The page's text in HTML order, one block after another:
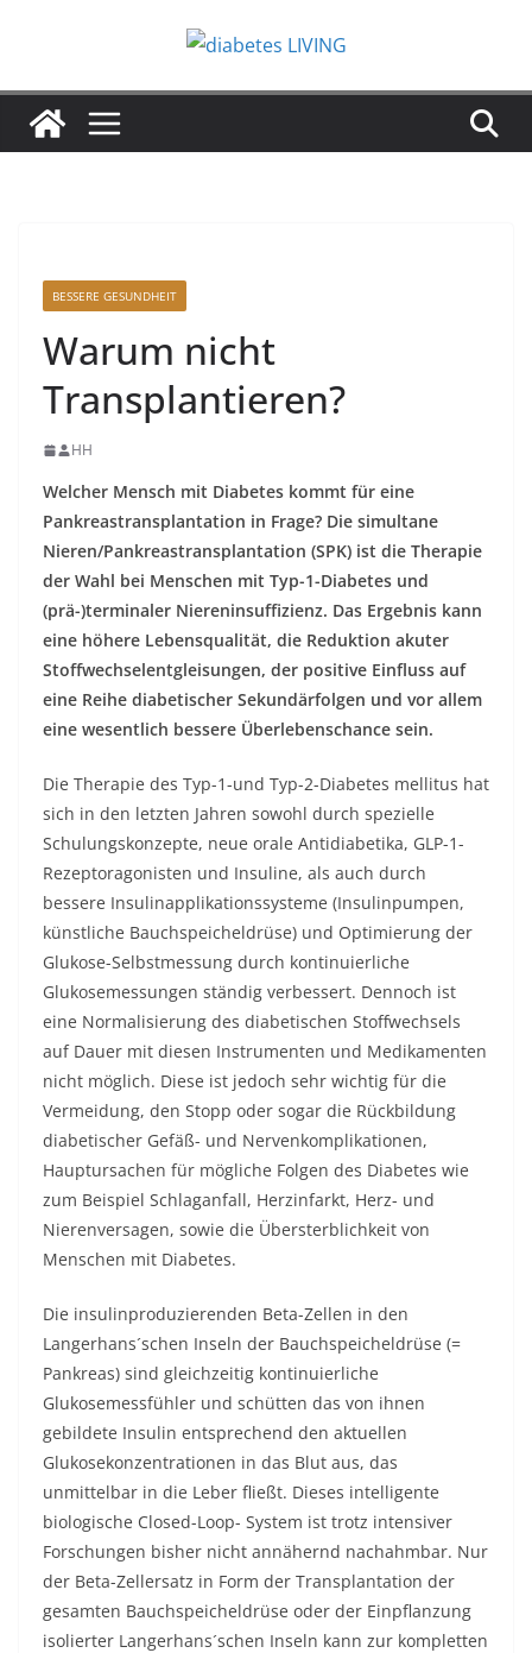
BESSERE GESUNDHEIT
Warum nicht
Transplantieren?
HH
Welcher Mensch mit Diabetes kommt für eine
Pankreastransplantation in Frage? Die simultane
Nieren/Pankreastransplantation (SPK) ist die Therapie
der Wahl bei Menschen mit Typ-1-Diabetes und
(prä-)terminaler Niereninsuffizienz. Das Ergebnis kann
eine höhere Lebensqualität, die Reduktion akuter
Stoffwechselentgleisungen, der positive Einfluss auf
eine Reihe diabetischer Sekundärfolgen und vor allem
eine wesentlich bessere Überlebenschance sein.
Die Therapie des Typ-1-und Typ-2-Diabetes mellitus hat
sich in den letzten Jahren sowohl durch spezielle
Schulungskonzepte, neue orale Antidiabetika, GLP-1-
Rezeptoragonisten und Insuline, als auch durch
bessere Insulinapplikationssysteme (Insulinpumpen,
künstliche Bauchspeicheldrüse) und Optimierung der
Glukose-Selbstmessung durch kontinuierliche
Glukosemessungen ständig verbessert. Dennoch ist
eine Normalisierung des diabetischen Stoffwechsels
auf Dauer mit diesen Instrumenten und Medikamenten
nicht möglich. Diese ist jedoch sehr wichtig für die
Vermeidung, den Stopp oder sogar die Rückbildung
diabetischer Gefäß- und Nervenkomplikationen,
Hauptursachen für mögliche Folgen des Diabetes wie
zum Beispiel Schlaganfall, Herzinfarkt, Herz- und
Nierenversagen, sowie die Übersterblichkeit von
Menschen mit Diabetes.
Die insulinproduzierenden Beta-Zellen in den
Langerhans´schen Inseln der Bauchspeicheldrüse (=
Pankreas) sind gleichzeitig kontinuierliche
Glukosemessfühler und schütten das von ihnen
gebildete Insulin entsprechend den aktuellen
Glukosekonzentrationen in das Blut aus, das
unmittelbar in die Leber fließt. Dieses intelligente
biologische Closed-Loop- System ist trotz intensiver
Forschungen bisher nicht annähernd nachahmbar. Nur
der Beta-Zellersatz in Form der Transplantation der
gesamten Bauchspeicheldrüse oder der Einpflanzung
isolierter Langerhans´schen Inseln kann zur kompletten